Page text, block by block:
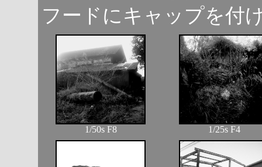
フードにキャップを付
1/50s F8 1/25s F4